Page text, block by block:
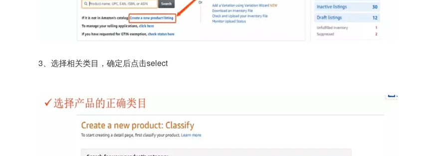
3、选择相关类目，确定后点击select